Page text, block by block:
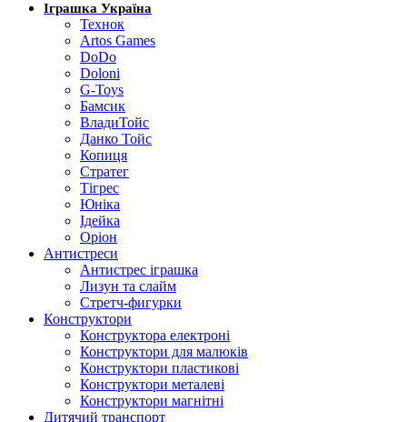
Іграшка Україна
Технок
Artos Games
DoDo
Doloni
G-Toys
Бамсик
ВладиТойс
Данко Тойс
Копиця
Стратег
Тігрес
Юніка
Ідейка
Оріон
Антистреси
Антистрес іграшка
Лизун та слайм
Стретч-фигурки
Конструктори
Конструктора електроні
Конструктори для малюків
Конструктори пластикові
Конструктори металеві
Конструктори магнітні
Дитячий транспорт